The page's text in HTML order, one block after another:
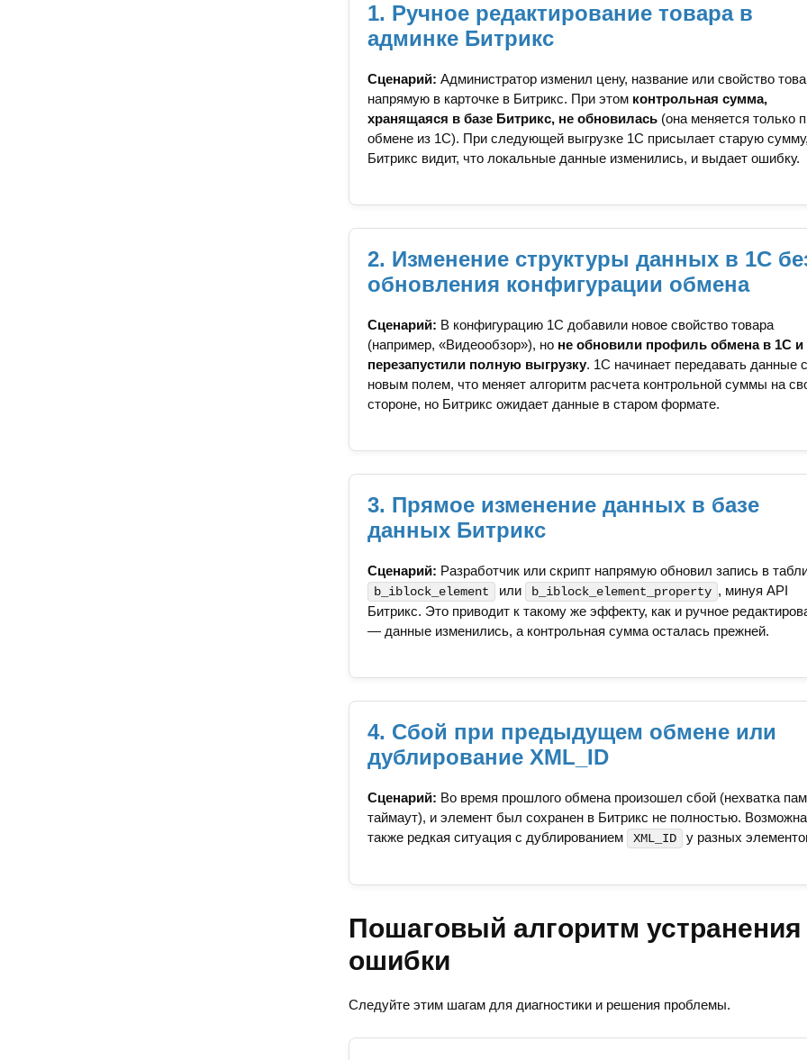
1. Ручное редактирование товара в
админке Битрикс
Сценарий: Администратор изменил цену, название или свойство
напрямую в карточке в Битрикс. При этом контрольная сумма,
хранящаяся в базе Битрикс, не обновилась (она меняется только
обмене из 1С). При следующей выгрузке 1С присылает старую
Битрикс видит, что локальные данные изменились, и выдает ошибку.
2. Изменение структуры данных в 1С
обновления конфигурации обмена
Сценарий: В конфигурацию 1С добавили новое свойство товара
(например, «Видеообзор»), но не обновили профиль обмена в 1С и
перезапустили полную выгрузку. 1С начинает передавать данные с
новым полем, что меняет алгоритм расчета контрольной суммы на
стороне, но Битрикс ожидает данные в старом формате.
3. Прямое изменение данных в базе
данных Битрикс
Сценарий: Разработчик или скрипт напрямую обновил запись в
b_iblock_element или b_iblock_element_property , минуя API
Битрикс. Это приводит к такому же эффекту, как и ручное
— данные изменились, а контрольная сумма осталась прежней.
4. Сбой при предыдущем обмене или
дублирование XML_ID
Сценарий: Во время прошлого обмена произошел сбой (нехватка
таймаут), и элемент был сохранен в Битрикс не полностью. Возможна
также редкая ситуация с дублированием
XML_ID у разных
Пошаговый алгоритм устранения
ошибки
Следуйте этим шагам для диагностики и решения проблемы.